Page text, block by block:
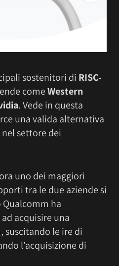
sostenitori di RISC-
comeWestern
. Vede in questa
una valida alternativa
nel settore dei
uno dei maggiori
tra le due aziende si
ha
acquisire una
suscitando le ire di
l’acquisizione di